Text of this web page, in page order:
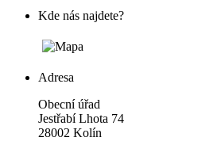
Kde nás najdete?
Adresa
Obecní úřad
Jestřabí Lhota 74
28002 Kolín